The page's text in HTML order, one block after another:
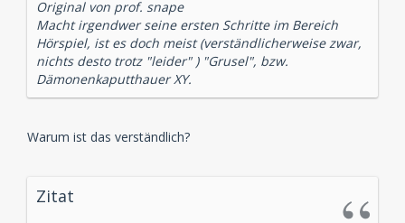
Original von prof. snape
Macht irgendwer seine ersten Schritte im Bereich
Hörspiel, ist es doch meist (verständlicherweise zwar,
nichts desto trotz "leider" ) "Grusel", bzw.
Dämonenkaputthauer XY.
Warum ist das verständlich?
Zitat